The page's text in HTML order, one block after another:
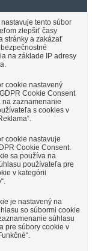
tento súbor
zlepšiť časy
stránky a zakázať
na základe IP adresy
cookie nastavený
Cookie Consent
na zaznamenanie
s cookies v
cookie nastavuje
Cookie Consent.
sa používa na
používateľa pre
v kategórii
je nastavený na
so súbormi cookie
súhlasu
pre súbory cookie v